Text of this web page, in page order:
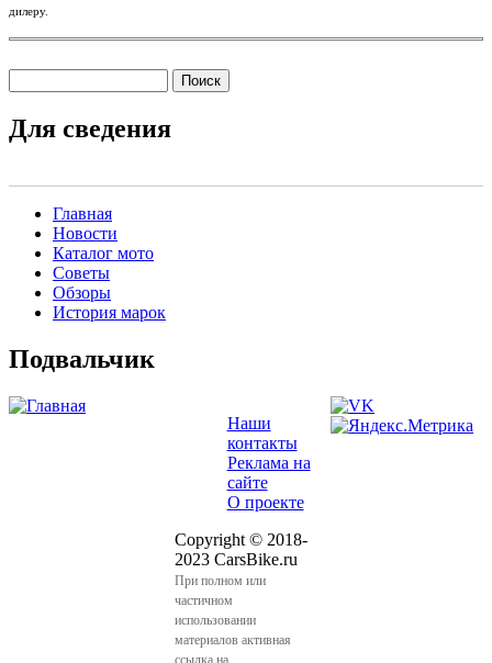
дилеру.
Для сведения
Main menu 2
Главная
Новости
Каталог мото
Советы
Обзоры
История марок
Подвальчик
Наши
контакты
Реклама на
сайте
О проекте
Copyright © 2018-
2023 CarsBike.ru
При полном или
частичном
использовании
материалов активная
ссылка на